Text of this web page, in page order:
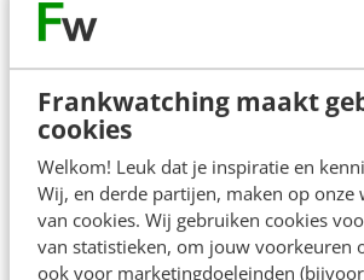
Frankwatching maakt
cookies
Welkom! Leuk dat je inspiratie en
Wij, en derde partijen, maken op onze
van cookies. Wij gebruiken cookies
van statistieken, om jouw voorkeuren
ook voor marketingdoeleinden
Nieuwsbrieven
Ons team
Whitepapers
Blog